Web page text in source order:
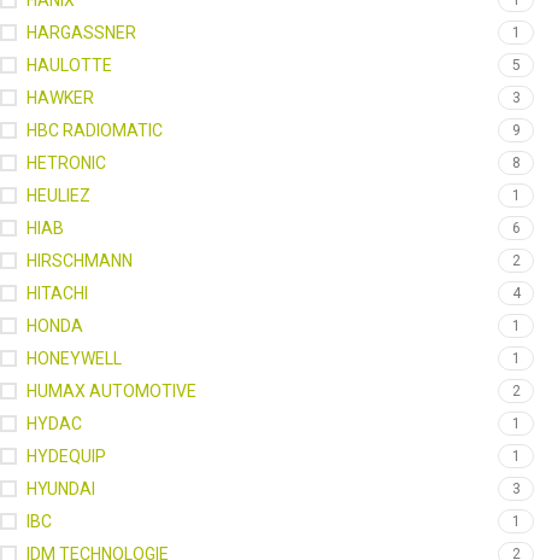
HARGASSNER 1
HAULOTTE 5
HAWKER 3
HBC RADIOMATIC 9
HETRONIC 8
HEULIEZ 1
HIAB 6
HIRSCHMANN 2
HITACHI 4
HONDA 1
HONEYWELL 1
HUMAX AUTOMOTIVE 2
HYDAC 1
HYDEQUIP 1
HYUNDAI 3
IBC 1
IDM TECHNOLOGIE 2